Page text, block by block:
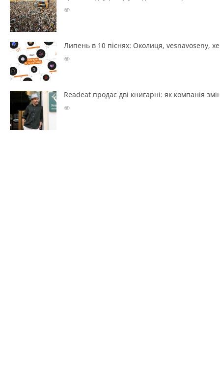
Липень в 10 піснях: Околиця, vesnavoseny,
Readeat продає дві книгарні: як компанія